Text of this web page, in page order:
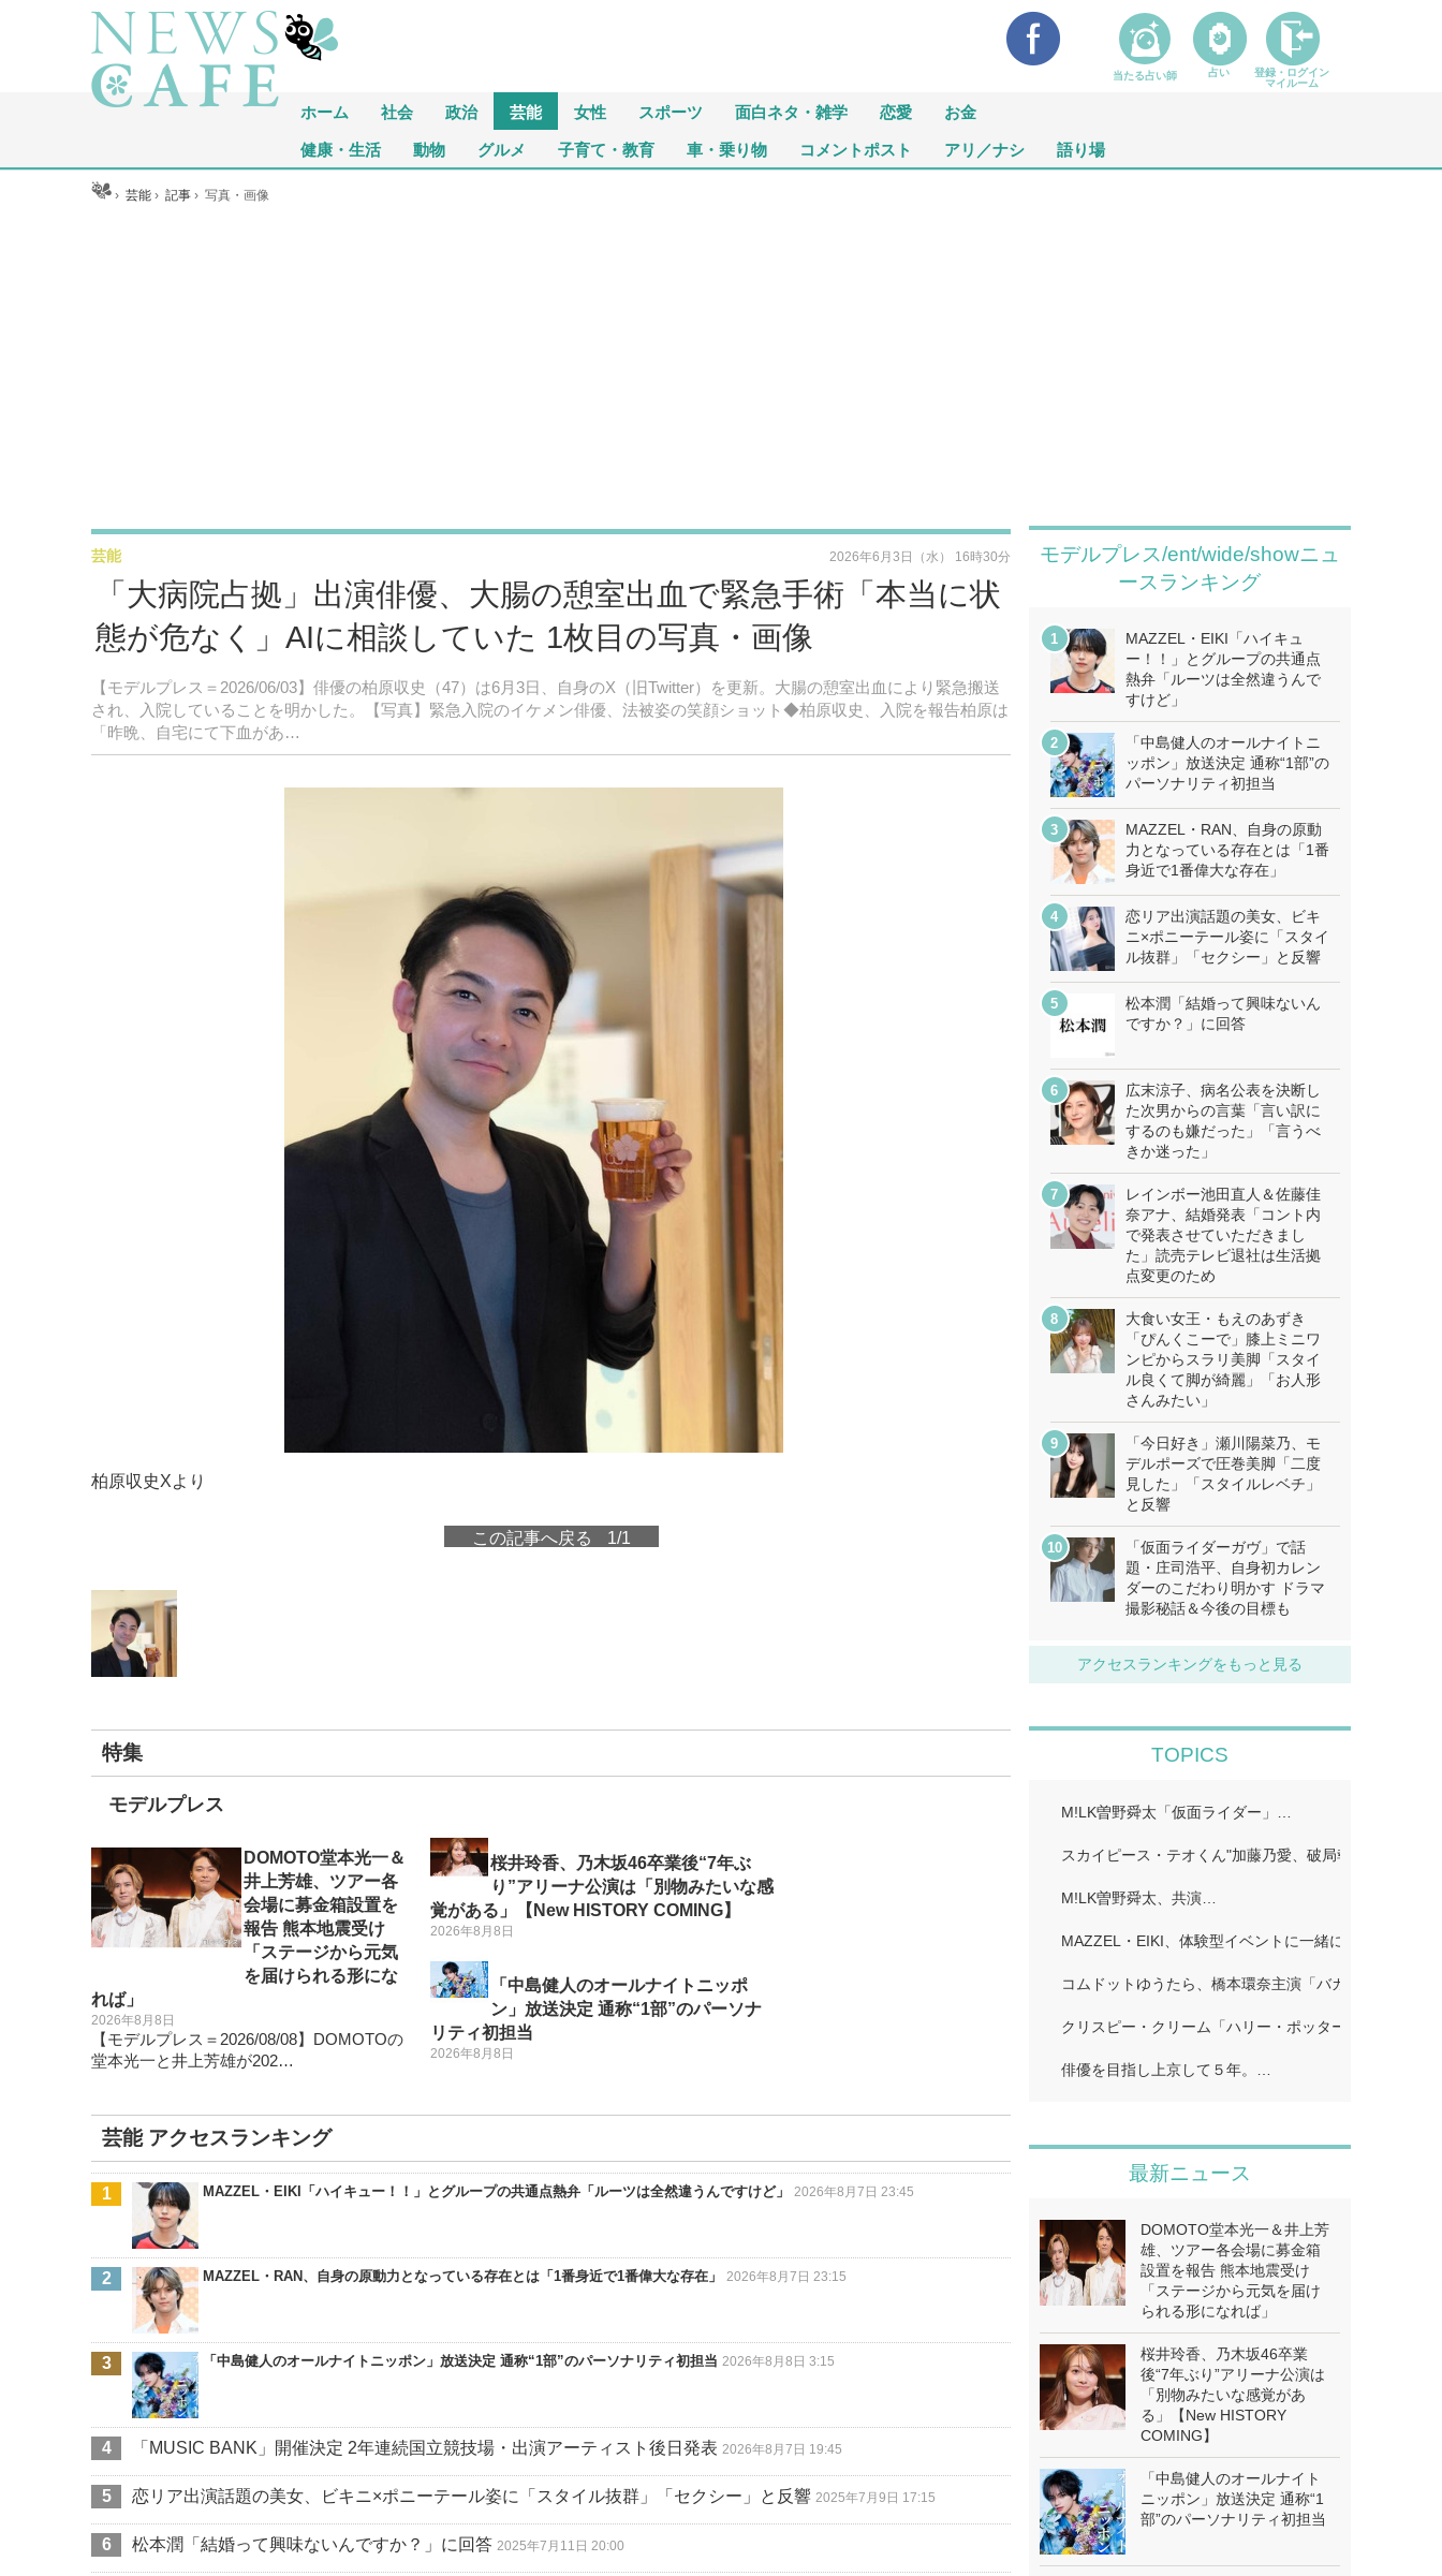
ホーム 社会 政治 芸能 女性 スポーツ 面白ネタ・雑学 恋愛 お金
健康・生活 動物 グルメ 子育て・教育 車・乗り物 コメントポスト アリ／ナシ 語り場
ホーム ›芸能 ›記事 ›写真・画像
「大病院占拠」出演俳優、大腸の憩室出血で緊急手術「本当に状
態が危なく」AIに相談していた 1枚目の写真・画像
【モデルプレス＝2026/06/03】俳優の柏原収史（47）は6月3日、自身のX（旧Twitter）を更新。大腸の憩室出血により緊急搬送
され、入院していることを明かした。【写真】緊急入院のイケメン俳優、法被姿の笑顔ショット◆柏原収史、入院を報告柏原は
「昨晩、自宅にて下血があ…
芸能 2026年6月3日（水） 16時30分
柏原収史Xより
この記事へ戻る 1/1
特集
モデルプレス
DOMOTO堂本光一＆
井上芳雄、ツアー各
会場に募金箱設置を
報告 熊本地震受け
「ステージから元気
を届けられる形にな
れば」
2026年8月8日
【モデルプレス＝2026/08/08】DOMOTOの
堂本光一と井上芳雄が202…
桜井玲香、乃木坂46卒業後“7年ぶ
り”アリーナ公演は「別物みたいな感
覚がある」【New HISTORY COMING】
2026年8月8日
「中島健人のオールナイトニッポ
ン」放送決定 通称“1部”のパーソナ
リティ初担当
2026年8月8日
芸能 アクセスランキング
MAZZEL・EIKI「ハイキュー！！」とグループの共通点熱弁「ルーツは全然違うんですけど」 2026年8月7日 23:45
MAZZEL・RAN、自身の原動力となっている存在とは「1番身近で1番偉大な存在」 2026年8月7日 23:15
「中島健人のオールナイトニッポン」放送決定 通称“1部”のパーソナリティ初担当 2026年8月8日 3:15
「MUSIC BANK」開催決定 2年連続国立競技場・出演アーティスト後日発表 2026年8月7日 19:45
恋リア出演話題の美女、ビキニ×ポニーテール姿に「スタイル抜群」「セクシー」と反響 2025年7月9日 17:15
松本潤「結婚って興味ないんですか？」に回答 2025年7月11日 20:00
モデルプレス/ent/wide/showニュ
ースランキング
MAZZEL・EIKI「ハイキュ
ー！！」とグループの共通点
熱弁「ルーツは全然違うんで
すけど」
「中島健人のオールナイトニ
ッポン」放送決定 通称“1部”の
パーソナリティ初担当
MAZZEL・RAN、自身の原動
力となっている存在とは「1番
身近で1番偉大な存在」
恋リア出演話題の美女、ビキ
ニ×ポニーテール姿に「スタイ
ル抜群」「セクシー」と反響
松本潤「結婚って興味ないん
ですか？」に回答
広末涼子、病名公表を決断し
た次男からの言葉「言い訳に
するのも嫌だった」「言うべ
きか迷った」
レインボー池田直人＆佐藤佳
奈アナ、結婚発表「コント内
で発表させていただきまし
た」読売テレビ退社は生活拠
点変更のため
大食い女王・もえのあずき
「ぴんくこーで」膝上ミニワ
ンピからスラリ美脚「スタイ
ル良くて脚が綺麗」「お人形
さんみたい」
「今日好き」瀬川陽菜乃、モ
デルポーズで圧巻美脚「二度
見した」「スタイルレベチ」
と反響
「仮面ライダーガヴ」で話
題・庄司浩平、自身初カレン
ダーのこだわり明かす ドラマ
撮影秘話＆今後の目標も
アクセスランキングをもっと見る
TOPICS
M!LK曽野舜太「仮面ライダー」…
スカイピース・テオくん"加藤乃愛、破局報告「どちら
M!LK曽野舜太、共演…
MAZZEL・EIKI、体験型イベントに一緒に行きたい人
コムドットゆうたら、橋本環奈主演「バカンスの法則
クリスピー・クリーム「ハリー・ポッター」…
俳優を目指し上京して５年。…
最新ニュース
DOMOTO堂本光一＆井上芳
雄、ツアー各会場に募金箱
設置を報告 熊本地震受け
「ステージから元気を届け
られる形になれば」
桜井玲香、乃木坂46卒業
後“7年ぶり”アリーナ公演は
「別物みたいな感覚があ
る」【New HISTORY
COMING】
「中島健人のオールナイト
ニッポン」放送決定 通称“1
部”のパーソナリティ初担当
当たる占い師 占い
登録・ログイン
マイルーム